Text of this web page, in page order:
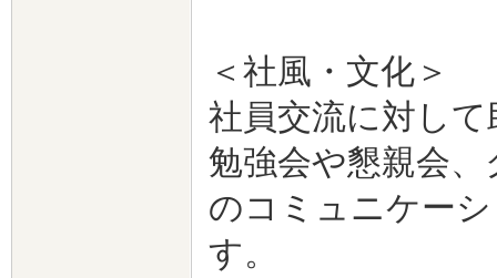
＜社風・文化＞
社員交流に対し
勉強会や懇親会
のコミュニケー
す。